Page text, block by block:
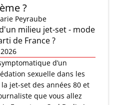
?
Peyraube
milieu jet-set - mode
de France ?
d’un
sexuelle dans les
jet-set des années 80 et
que vous allez